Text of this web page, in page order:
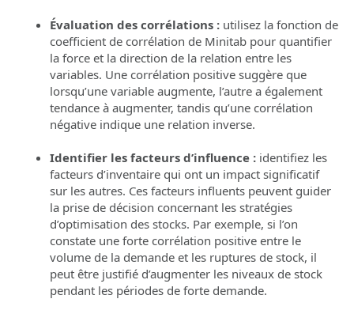
Évaluation des corrélations : utilisez la fonction de
coefficient de corrélation de Minitab pour quantifier
la force et la direction de la relation entre les
variables. Une corrélation positive suggère que
lorsqu’une variable augmente, l’autre a également
tendance à augmenter, tandis qu’une corrélation
négative indique une relation inverse.
Identifier les facteurs d’influence : identifiez les
facteurs d’inventaire qui ont un impact significatif
sur les autres. Ces facteurs influents peuvent guider
la prise de décision concernant les stratégies
d’optimisation des stocks. Par exemple, si l’on
constate une forte corrélation positive entre le
volume de la demande et les ruptures de stock, il
peut être justifié d’augmenter les niveaux de stock
pendant les périodes de forte demande.